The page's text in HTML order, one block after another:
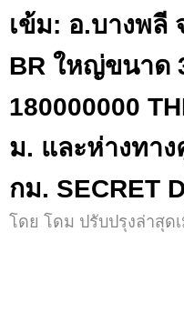
เข้ม: อ.บางพลี
BR ใหญ่ขนาด
180000000
ม. และห่างทา
กม. SECRET
โดย โดม ปรับปรุงล่าสุด